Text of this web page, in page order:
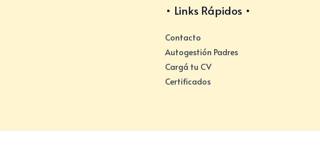
Links Rápidos
Contacto
Autogestión Padres
Cargá tu CV
Certificados